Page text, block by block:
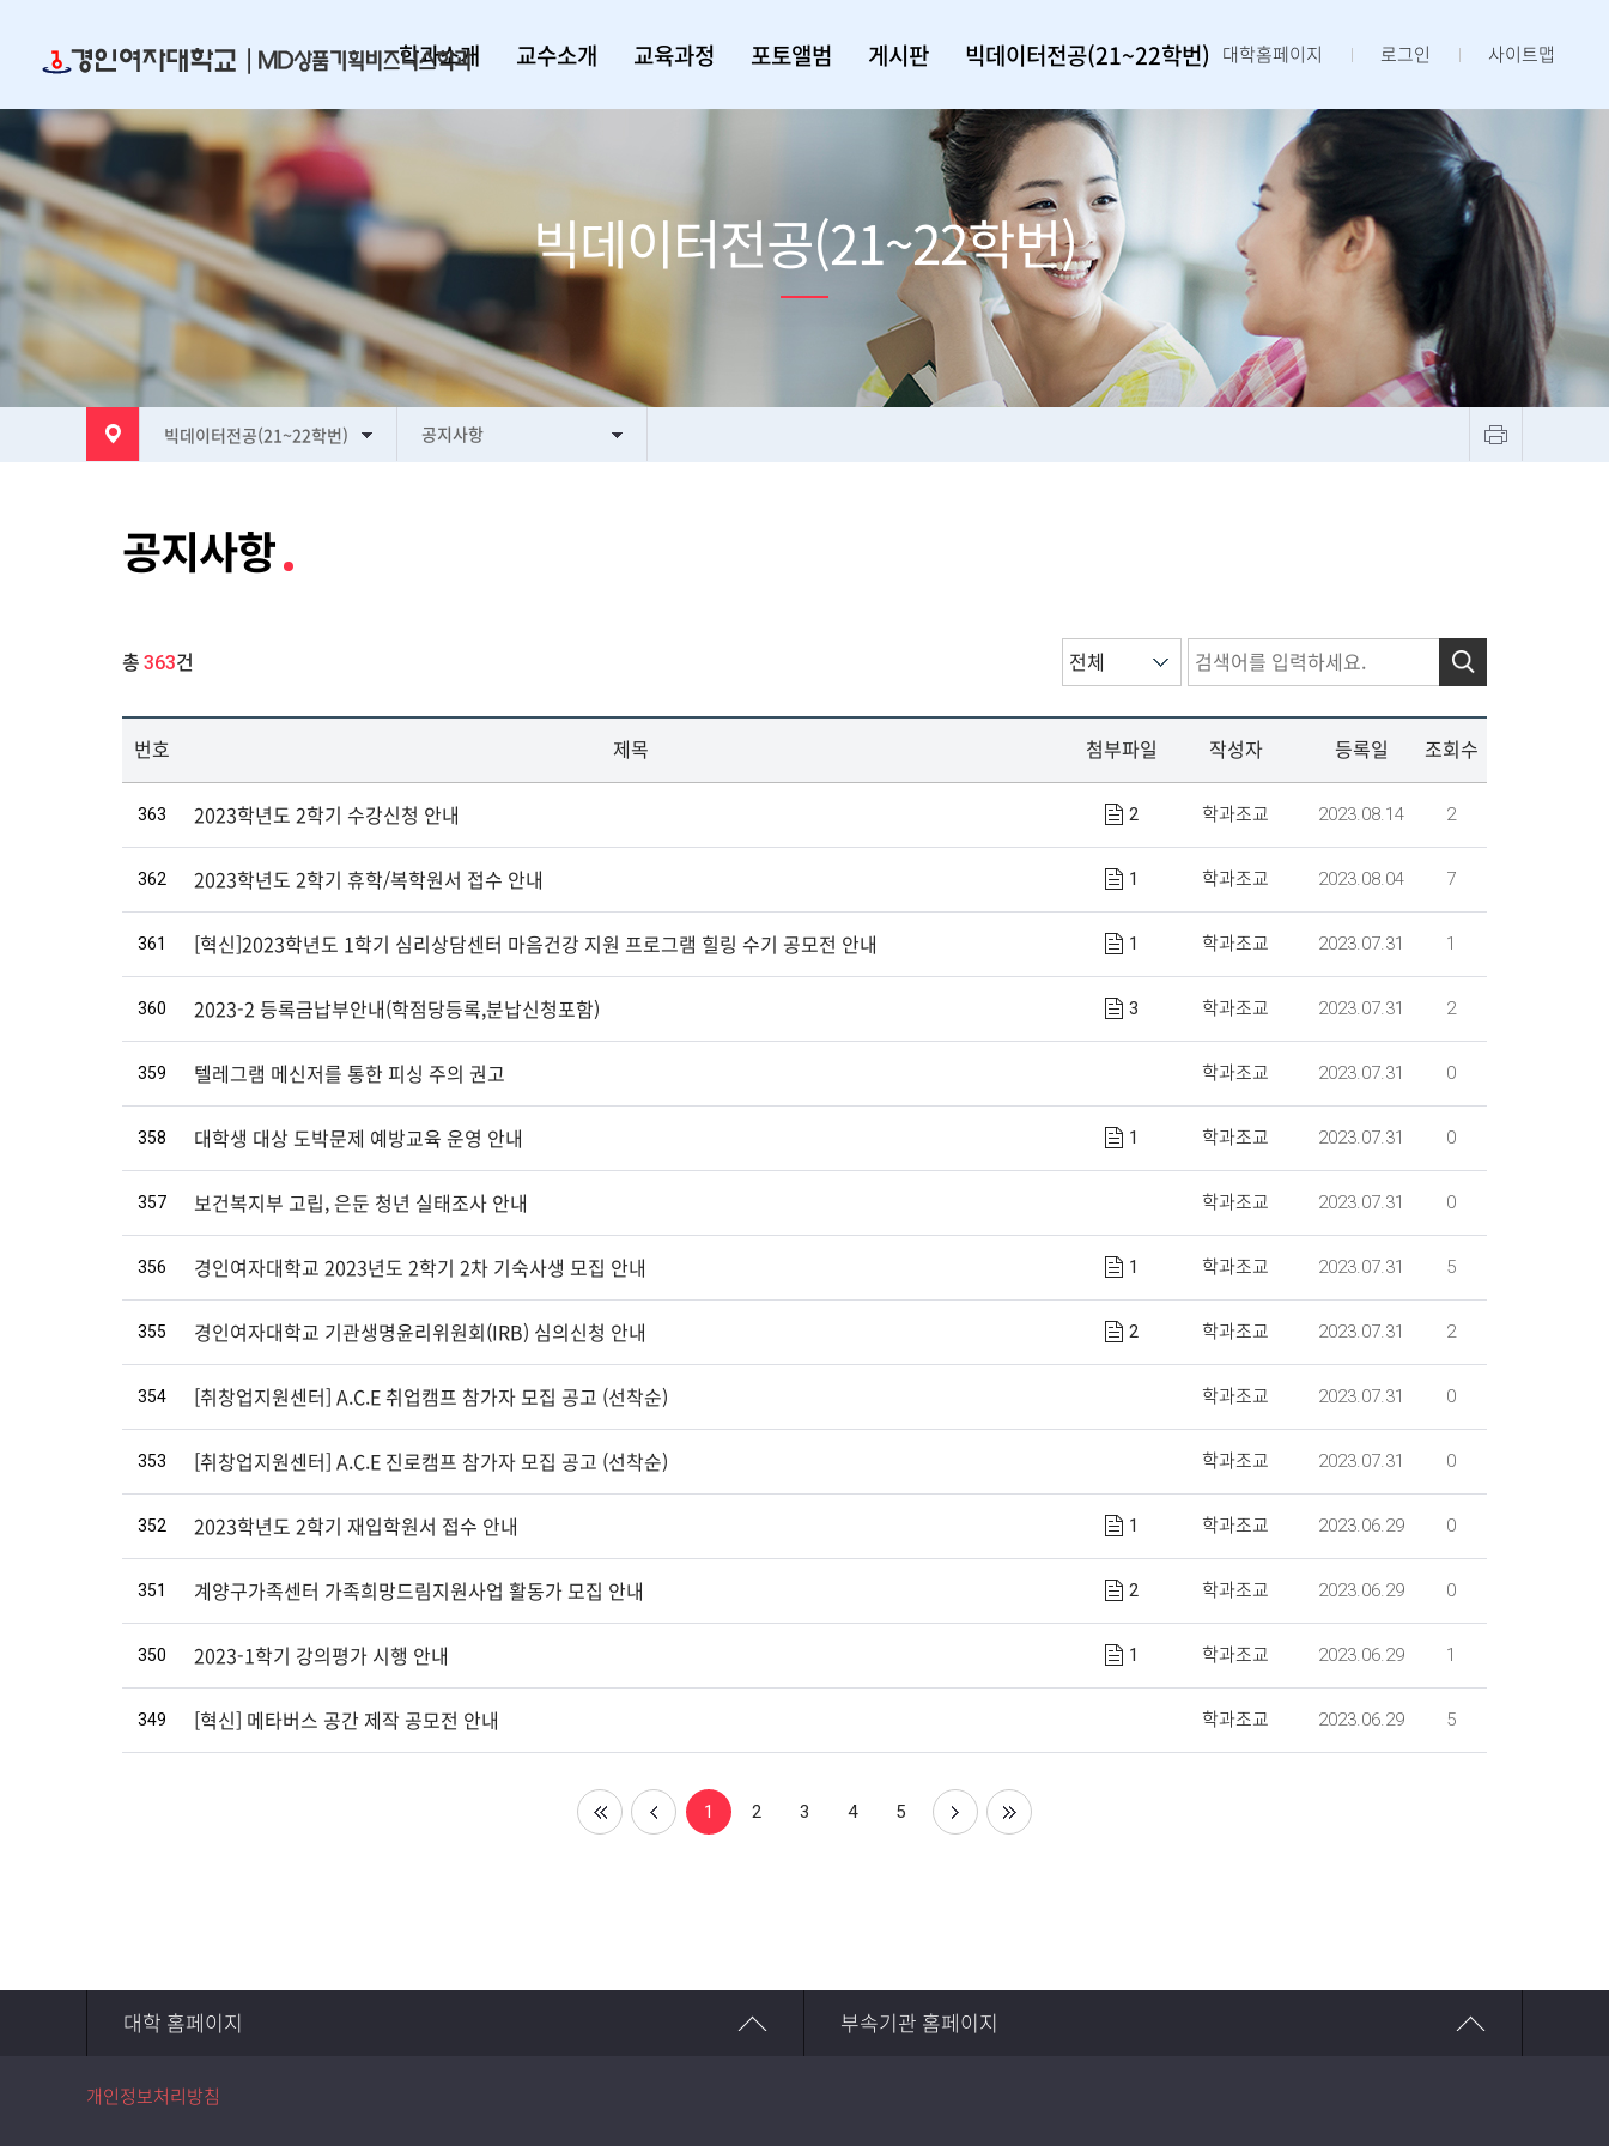
학과소개 교수소개 교육과정 포토앨범 게시판 빅데이터전공(21~22학번) 대학홈페이지 로그인 사이트맵
빅데이터전공(21~22학번)
빅데이터전공(21~22학번) 공지사항
공지사항
총 363건
번호 제목 첨부파일 작성자 등록일 조회수
363 2023학년도 2학기 수강신청 안내 2 학과조교 2023.08.14 2
362 2023학년도 2학기 휴학/복학원서 접수 안내 1 학과조교 2023.08.04 7
361 [혁신]2023학년도 1학기 심리상담센터 마음건강 지원 프로그램 힐링 수기 공모전 안내 1 학과조교 2023.07.31 1
360 2023-2 등록금납부안내(학점당등록,분납신청포함) 3 학과조교 2023.07.31 2
359 텔레그램 메신저를 통한 피싱 주의 권고 학과조교 2023.07.31 0
358 대학생 대상 도박문제 예방교육 운영 안내 1 학과조교 2023.07.31 0
357 보건복지부 고립, 은둔 청년 실태조사 안내 학과조교 2023.07.31 0
356 경인여자대학교 2023년도 2학기 2차 기숙사생 모집 안내 1 학과조교 2023.07.31 5
355 경인여자대학교 기관생명윤리위원회(IRB) 심의신청 안내 2 학과조교 2023.07.31 2
354 [취창업지원센터] A.C.E 취업캠프 참가자 모집 공고 (선착순) 학과조교 2023.07.31 0
353 [취창업지원센터] A.C.E 진로캠프 참가자 모집 공고 (선착순) 학과조교 2023.07.31 0
352 2023학년도 2학기 재입학원서 접수 안내 1 학과조교 2023.06.29 0
351 계양구가족센터 가족희망드림지원사업 활동가 모집 안내 2 학과조교 2023.06.29 0
350 2023-1학기 강의평가 시행 안내 1 학과조교 2023.06.29 1
349 [혁신] 메타버스 공간 제작 공모전 안내 학과조교 2023.06.29 5
1 2 3 4 5
대학 홈페이지 부속기관 홈페이지
개인정보처리방침